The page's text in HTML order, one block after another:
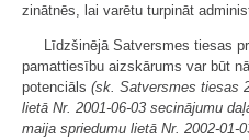
zinātnēs, lai varētu turpināt
Līdzšinējā Satversmes tiesas
pamattiesību aizskārums var būt
potenciāls (sk. Satversmes tiesas
lietā Nr. 2001-06-03 secinājumu
maija spriedumu lietā Nr. 2002-01-